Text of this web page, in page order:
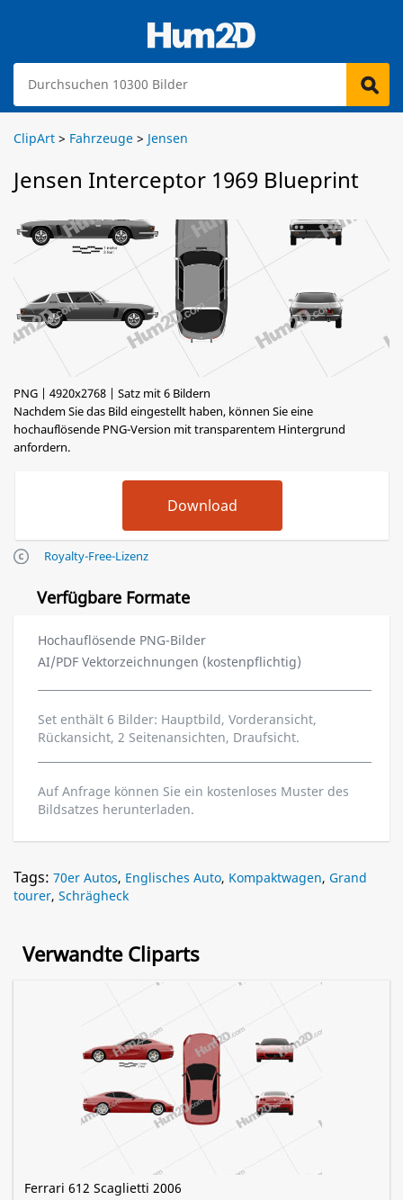
ClipArt > Fahrzeuge > Jensen
Jensen Interceptor 1969 Blueprint
PNG | 4920x2768 | Satz mit 6 Bildern
Nachdem Sie das Bild eingestellt haben, können Sie eine
hochauflösende PNG-Version mit transparentem Hintergrund
anfordern.
Royalty-Free-Lizenz
Verfügbare Formate
Hochauflösende PNG-Bilder
AI/PDF Vektorzeichnungen (kostenpflichtig)
Set enthält 6 Bilder: Hauptbild, Vorderansicht,
Rückansicht, 2 Seitenansichten, Draufsicht.
Auf Anfrage können Sie ein kostenloses Muster des
Bildsatzes herunterladen.
Tags: 70er Autos, Englisches Auto, Kompaktwagen, Grand
tourer, Schrägheck
Verwandte Cliparts
Ferrari 612 Scaglietti 2006